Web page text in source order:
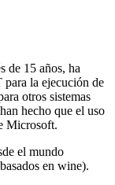
de 15 años, ha
para la ejecución de
otros sistemas
hecho que el uso
Microsoft.
el mundo
en wine).